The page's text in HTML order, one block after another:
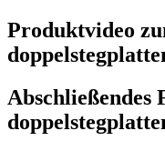
Produktvideo
Abschließendes